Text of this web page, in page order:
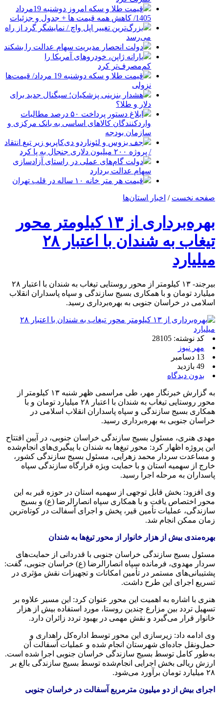
قیمت طلا و سکه امروز دوشنبه 19مرداد
1405/ کاهش همه قیمت ها + جدول و جزئیات
بزرگ‌ترین تغییر اپل واچ / نمایشگر گرد از راه
می‌رسد
دولت انحصار مدیریت سهام عدالت را بشکند
یارانه ژاپن، خودروهای آمریکا را
کم‌مصرف‌تر کرد
قیمت طلا و سکه دوشنبه 19 مرداد/ قیمت‌ها
نزولی
هشدار بنزینی پزشکیان؛ سیگنال جدید برای
دلار و طلا؟
ابلاغ دستور پرداخت ۵۰ درصد مطالبات
واردکنندگان کالاهای اساسی به بانک مرکزی و
سازمان بودجه
جف بزوس و لئوناردو دی‌کاپریو زیر تیغ انتقاد
/ پروژه ۲۰۰ میلیون دلاری جنجال به پا کرد
دولت گام‌های عملی در راستای آزادسازی
سهام عدالت بردارد
قیمت هر متر خانه ۱۰ ساله در قلب تهران
صفحه نخست / اخبار استان‌ها
بهره‌برداری از ۱۳ کیلومتر محور
تیغاب به شندان با اعتبار ۲۸
میلیارد
بیرجند- ۱۳ کیلومتر از محور روستایی تیغاب به شندان با اعتبار ۲۸
میلیارد تومان و با همکاری بسیج سازندگی و سپاه پاسداران انقلاب
اسلامی در خراسان جنوبی به بهره‌برداری رسید.
کد نوشته: 28105
مهر نیوز
13 دسامبر
49 بازدید
بدون دیدگاه
به گزارش خبرنگار مهر، طی مراسمی ظهر شنبه ۱۳ کیلومتر از
محور روستایی تیغاب به شندان با اعتبار ۲۸ میلیارد تومان و با
همکاری بسیج سازندگی و سپاه پاسداران انقلاب اسلامی در
خراسان جنوبی به بهره‌برداری رسید.
مهدی هنری، مسئول بسیج سازندگی خراسان جنوبی، در آیین افتتاح
این پروژه اظهار کرد: محور تیغ‌ها به شندان با پیگیری‌های انجام‌شده
و مساعدت سردار محمد زهرایی، مسئول بسیج سازندگی کشور،
خارج از سهمیه استان و با حمایت ویژه قرارگاه سازندگی سپاه
پاسداران به مرحله اجرا رسید.
وی افزود: بخش قابل توجهی از سهمیه استان در حوزه قیر به این
محور اختصاص یافت و با همکاری سپاه انصارالرضا (ع) و بسیج
سازندگی، عملیات تأمین قیر، پخش و اجرای آسفالت در کوتاه‌ترین
زمان ممکن انجام شد.
بهره‌مندی بیش از هزار خانوار از محور تیغ‌ها به شندان
مسئول بسیج سازندگی خراسان جنوبی با قدردانی از حمایت‌های
سردار مهدوی، فرمانده سپاه انصارالرضا (ع) خراسان جنوبی، گفت:
پشتیبانی‌های مستمر در تأمین امکانات و تجهیزات نقش مؤثری در
تسریع اجرای این طرح داشت.
هنری با اشاره به اهمیت این محور عنوان کرد: این مسیر علاوه بر
تسهیل تردد بین مزارع چندین روستا، مورد استفاده بیش از هزار
خانوار قرار می‌گیرد و نقش مهمی در بهبود تردد زائران دارد.
وی ادامه داد: زیرسازی این محور توسط اداره‌کل راهداری و
حمل‌ونقل جاده‌ای شهرستان انجام شده و عملیات آسفالت آن
به‌طور کامل توسط بسیج سازندگی خراسان جنوبی اجرا شده است.
ارزش ریالی بخش اجرایی انجام‌شده توسط بسیج سازندگی بالغ بر
۲۸ میلیارد تومان برآورد می‌شود.
اجرای بیش از دو میلیون مترمربع آسفالت در خراسان جنوبی